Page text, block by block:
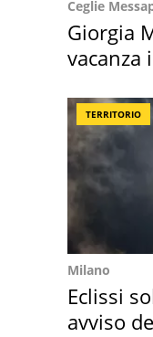
Ceglie
Giorgia
vacanza
TERRITORIO
Milano
Eclissi
avviso